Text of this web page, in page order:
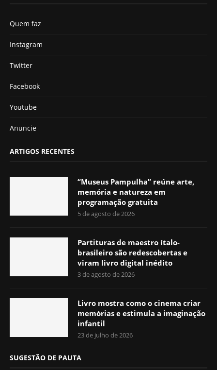
Quem faz
Instagram
Twitter
Facebook
Youtube
Anuncie
ARTIGOS RECENTES
“Museus Pampulha” reúne arte,
memória e natureza em
programação gratuita
5 de agosto de 2026
Partituras de maestro ítalo-
brasileiro são redescobertas e
viram livro digital inédito
3 de agosto de 2026
Livro mostra como o cinema criar
memórias e estimula a imaginação
infantil
23 de julho de 2026
SUGESTÃO DE PAUTA